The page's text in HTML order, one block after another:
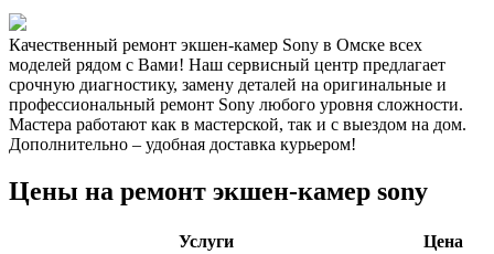
Качественный ремонт экшен-камер Sony в Омске всех
моделей рядом с Вами! Наш сервисный центр предлагает
срочную диагностику, замену деталей на оригинальные и
профессиональный ремонт Sony любого уровня сложности.
Мастера работают как в мастерской, так и с выездом на дом.
Дополнительно – удобная доставка курьером!
Цены на ремонт экшен-камер sony
Услуги
Цена